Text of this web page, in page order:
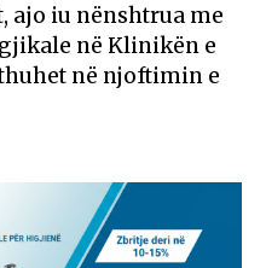
ajo iu nënshtrua me
në Klinikën e
në njoftimin e